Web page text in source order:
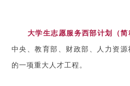
大学生志愿服务西部计划（
中央、教育部、财政部、人力资
的一项重大人才工程。